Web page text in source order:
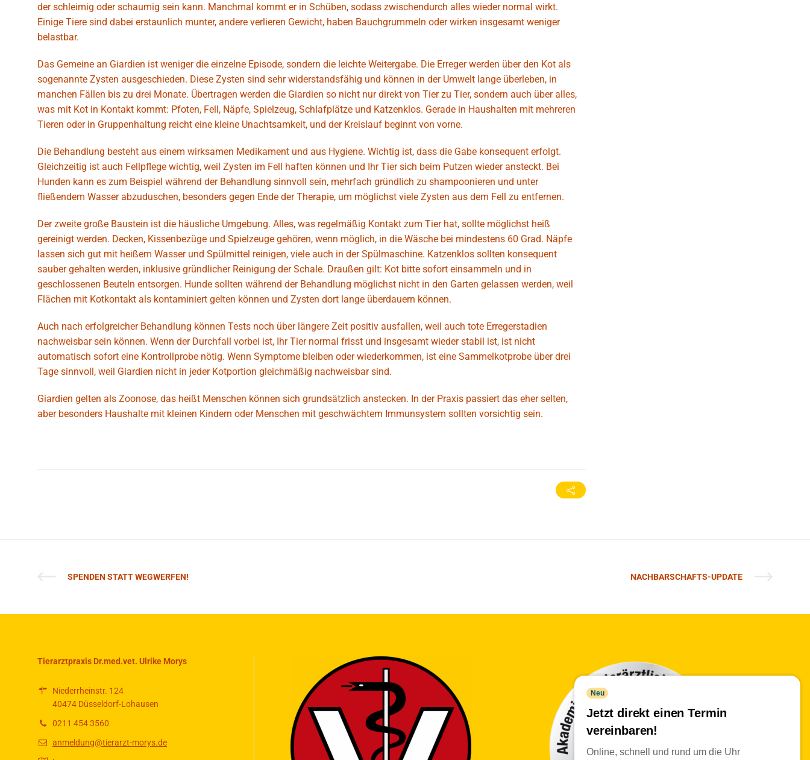
Neu
Jetzt direkt einen Termin
vereinbaren!
Online, schnell und rund um die Uhr
der schleimig oder schaumig sein kann. Manchmal kommt er in Schüben, sodass zwischendurch alles wieder normal wirkt.
Einige Tiere sind dabei erstaunlich munter, andere verlieren Gewicht, haben Bauchgrummeln oder wirken insgesamt weniger
belastbar.
Das Gemeine an Giardien ist weniger die einzelne Episode, sondern die leichte Weitergabe. Die Erreger werden über den Kot als
sogenannte Zysten ausgeschieden. Diese Zysten sind sehr widerstandsfähig und können in der Umwelt lange überleben, in
manchen Fällen bis zu drei Monate. Übertragen werden die Giardien so nicht nur direkt von Tier zu Tier, sondern auch über alles,
was mit Kot in Kontakt kommt: Pfoten, Fell, Näpfe, Spielzeug, Schlafplätze und Katzenklos. Gerade in Haushalten mit mehreren
Tieren oder in Gruppenhaltung reicht eine kleine Unachtsamkeit, und der Kreislauf beginnt von vorne.
Die Behandlung besteht aus einem wirksamen Medikament und aus Hygiene. Wichtig ist, dass die Gabe konsequent erfolgt.
Gleichzeitig ist auch Fellpflege wichtig, weil Zysten im Fell haften können und Ihr Tier sich beim Putzen wieder ansteckt. Bei
Hunden kann es zum Beispiel während der Behandlung sinnvoll sein, mehrfach gründlich zu shampoonieren und unter
fließendem Wasser abzuduschen, besonders gegen Ende der Therapie, um möglichst viele Zysten aus dem Fell zu entfernen.
Der zweite große Baustein ist die häusliche Umgebung. Alles, was regelmäßig Kontakt zum Tier hat, sollte möglichst heiß
gereinigt werden. Decken, Kissenbezüge und Spielzeuge gehören, wenn möglich, in die Wäsche bei mindestens 60 Grad. Näpfe
lassen sich gut mit heißem Wasser und Spülmittel reinigen, viele auch in der Spülmaschine. Katzenklos sollten konsequent
sauber gehalten werden, inklusive gründlicher Reinigung der Schale. Draußen gilt: Kot bitte sofort einsammeln und in
geschlossenen Beuteln entsorgen. Hunde sollten während der Behandlung möglichst nicht in den Garten gelassen werden, weil
Flächen mit Kotkontakt als kontaminiert gelten können und Zysten dort lange überdauern können.
Auch nach erfolgreicher Behandlung können Tests noch über längere Zeit positiv ausfallen, weil auch tote Erregerstadien
nachweisbar sein können. Wenn der Durchfall vorbei ist, Ihr Tier normal frisst und insgesamt wieder stabil ist, ist nicht
automatisch sofort eine Kontrollprobe nötig. Wenn Symptome bleiben oder wiederkommen, ist eine Sammelkotprobe über drei
Tage sinnvoll, weil Giardien nicht in jeder Kotportion gleichmäßig nachweisbar sind.
Giardien gelten als Zoonose, das heißt Menschen können sich grundsätzlich anstecken. In der Praxis passiert das eher selten,
aber besonders Haushalte mit kleinen Kindern oder Menschen mit geschwächtem Immunsystem sollten vorsichtig sein.
SPENDEN STATT WEGWERFEN! NACHBARSCHAFTS-UPDATE
Tierarztpraxis Dr.med.vet. Ulrike Morys
Niederrheinstr. 124
40474 Düsseldorf-Lohausen
0211 454 3560
anmeldung@tierarzt-morys.de